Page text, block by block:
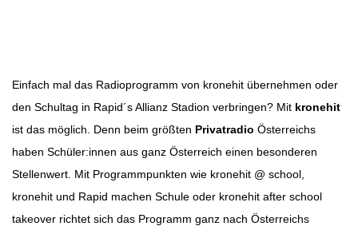
Einfach mal das Radioprogramm von kronehit übernehmen oder
den Schultag in Rapid´s Allianz Stadion verbringen? Mit kronehit
ist das möglich. Denn beim größten Privatradio Österreichs
haben Schüler:innen aus ganz Österreich einen besonderen
Stellenwert. Mit Programmpunkten wie kronehit @ school,
kronehit und Rapid machen Schule oder kronehit after school
takeover richtet sich das Programm ganz nach Österreichs